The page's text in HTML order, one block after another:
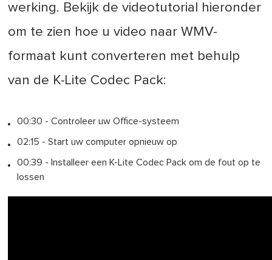
werking. Bekijk de videotutorial hieronder
om te zien hoe u video naar WMV-
formaat kunt converteren met behulp
van de K-Lite Codec Pack:
00:30 - Controleer uw Office-systeem
02:15 - Start uw computer opnieuw op
00:39 - Installeer een K-Lite Codec Pack om de fout op te
lossen